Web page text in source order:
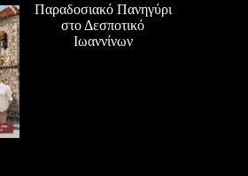
Παραδοσιακό Πανηγύρι
στο Δεσποτικό
Ιωαννίνων